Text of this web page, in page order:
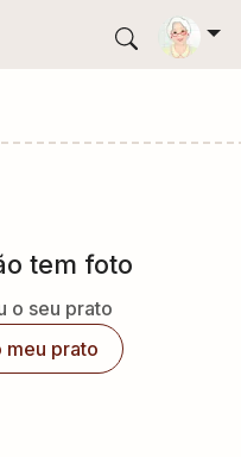
tem foto
o seu prato
meu prato